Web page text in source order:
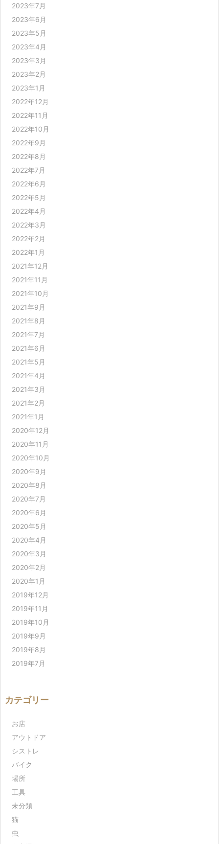
2023年7月
2023年6月
2023年5月
2023年4月
2023年3月
2023年2月
2023年1月
2022年12月
2022年11月
2022年10月
2022年9月
2022年8月
2022年7月
2022年6月
2022年5月
2022年4月
2022年3月
2022年2月
2022年1月
2021年12月
2021年11月
2021年10月
2021年9月
2021年8月
2021年7月
2021年6月
2021年5月
2021年4月
2021年3月
2021年2月
2021年1月
2020年12月
2020年11月
2020年10月
2020年9月
2020年8月
2020年7月
2020年6月
2020年5月
2020年4月
2020年3月
2020年2月
2020年1月
2019年12月
2019年11月
2019年10月
2019年9月
2019年8月
2019年7月
カテゴリー
お店
アウトドア
シストレ
バイク
場所
工具
未分類
猫
虫